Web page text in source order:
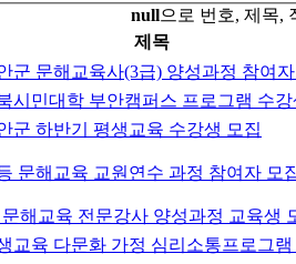
null으로 번호, 제목,
제목
군 문해교육사(3급) 양성과정 참여
시민대학 부안캠퍼스 프로그램 수
군 하반기 평생교육 수강생 모집
문해교육 교원연수 과정 참여자 모
문해교육 전문강사 양성과정 교육생
교육 다문화 가정 심리소통프로그